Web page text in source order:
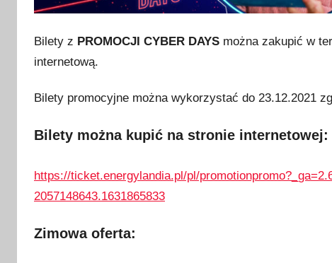
a
d
2
2
Bilety z PROMOCJI CYBER DAYS można zakupić w
internetową.
Bilety promocyjne można wykorzystać do 23.12.2021
Bilety można kupić na stronie internetowej:
https://ticket.energylandia.pl/pl/
2057148643.1631865833
Zimowa oferta: